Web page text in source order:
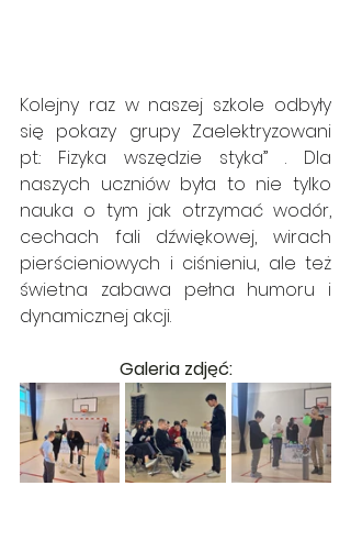
Kolejny raz w naszej szkole odbyły
się pokazy grupy Zaelektryzowani
pt.: Fizyka wszędzie styka” . Dla
naszych uczniów była to nie tylko
nauka o tym jak otrzymać wodór,
cechach fali dźwiękowej, wirach
pierścieniowych i ciśnieniu, ale też
świetna zabawa pełna humoru i
dynamicznej akcji.
Galeria zdjęć: